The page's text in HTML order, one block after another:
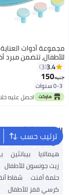
مجموعة أدوات العناية
للأطفال، تتضمن مبرد
كهربائي، مقص أظافر،
تشذيب وتزيين أظافر
والقدمين، آمنة للأطفال
و10 رؤوس طحن.
3.4
3
جنيه150
0-3 سنوات
احصل عليه
ترتيب حسب
البحث الشائع
موستيلا سيباميد
هيمالايا
بيبانثين
زيت جونسون للأطفال
حلمة أفنت
شفاط
كرسي قفز للأطفال